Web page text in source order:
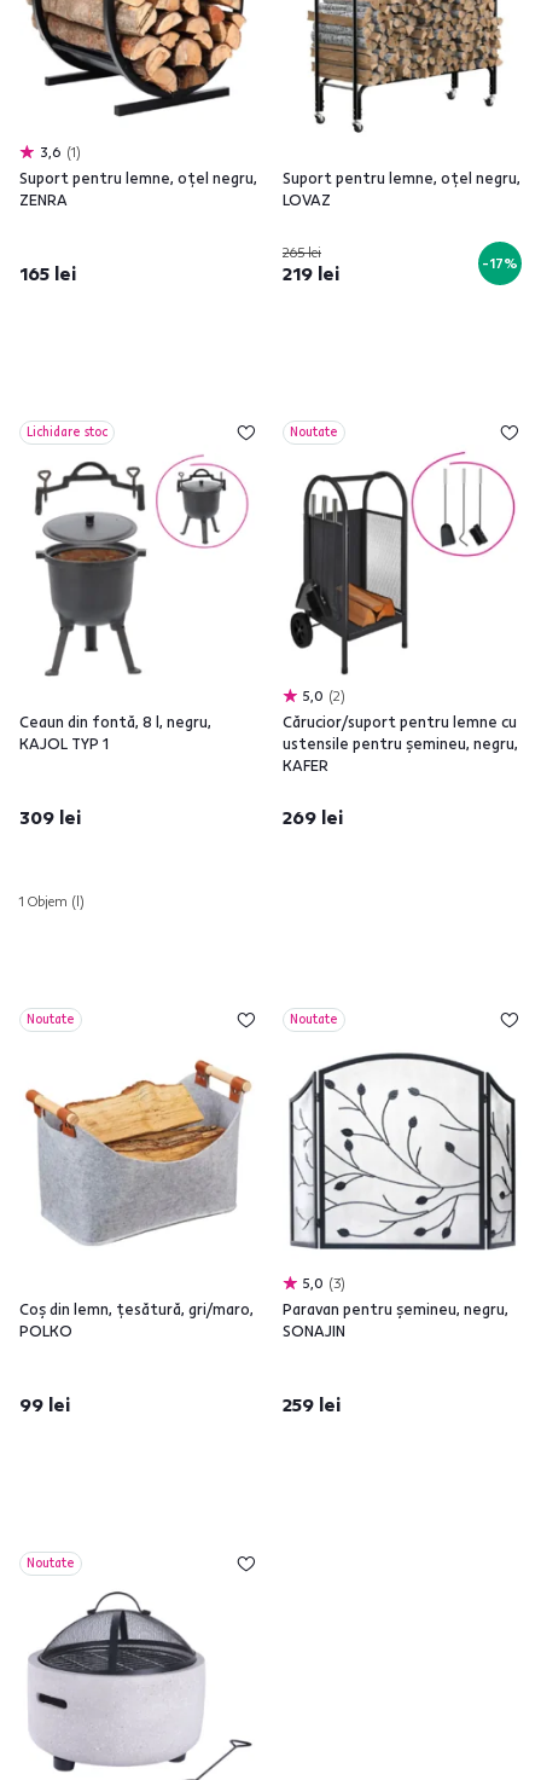
3,6 1
Suport pentru lemne, oţel negru,
ZENRA
165 lei
Suport pentru lemne, oţel negru,
LOVAZ
265 lei
219 lei -17%
Lichidare stoc
Ceaun din fontă, 8 l, negru,
KAJOL TYP 1
309 lei
1 Objem (l)
Noutate
5,0 2
Cărucior/suport pentru lemne cu
ustensile pentru şemineu, negru,
KAFER
269 lei
Noutate
Coş din lemn, ţesătură, gri/maro,
POLKO
99 lei
Noutate
5,0 3
Paravan pentru şemineu, negru,
SONAJIN
259 lei
Noutate